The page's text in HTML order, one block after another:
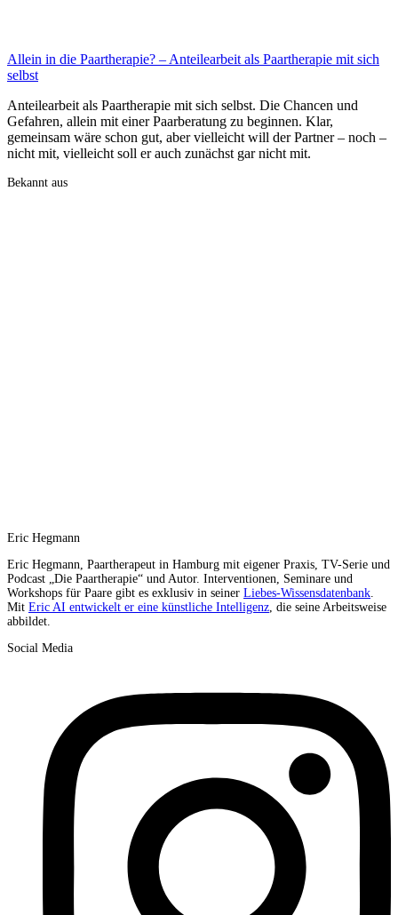
Allein in die Paartherapie? – Anteilearbeit als Paartherapie mit sich
selbst
Anteilearbeit als Paartherapie mit sich selbst. Die Chancen und
Gefahren, allein mit einer Paarberatung zu beginnen. Klar,
gemeinsam wäre schon gut, aber vielleicht will der Partner – noch –
nicht mit, vielleicht soll er auch zunächst gar nicht mit.
Bekannt aus
Eric Hegmann
Eric Hegmann, Paartherapeut in Hamburg mit eigener Praxis, TV-Serie und
Podcast „Die Paartherapie“ und Autor. Interventionen, Seminare und
Workshops für Paare gibt es exklusiv in seiner Liebes-Wissensdatenbank.
Mit Eric AI entwickelt er eine künstliche Intelligenz, die seine Arbeitsweise
abbildet.
Social Media